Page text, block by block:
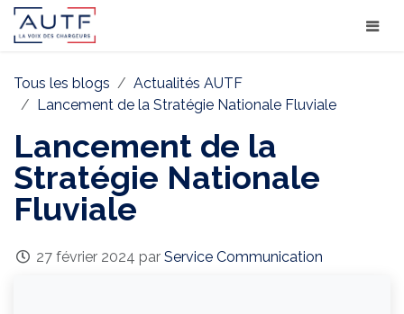
Tous les blogs
Actualités AUTF
Lancement de la Stratégie Nationale Fluviale
Lancement de la
Stratégie Nationale
Fluviale
27 février 2024 par Service Communication